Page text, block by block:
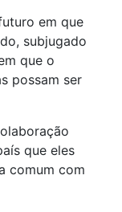
em que
subjugado
que o
possam ser
que eles
comum com